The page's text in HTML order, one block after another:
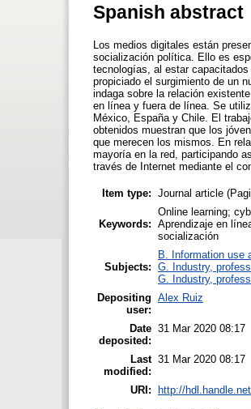
Spanish abstract
Los medios digitales están
socialización política. Ello es
tecnologías, al estar
propiciado el surgimiento de un
indaga sobre la relación
en línea y fuera de línea. Se
México, España y Chile. El
obtenidos muestran que los
que merecen los mismos. En
mayoría en la red, participando
través de Internet mediante el
Item type: Journal article
Keywords:
Online learning;
Aprendizaje en
socialización
Subjects:
B. Information use
G. Industry,
G. Industry,
Depositing
user:
Alex Ruiz
Date
deposited:
31 Mar 2020 08:17
Last
modified:
31 Mar 2020 08:17
URI: http://